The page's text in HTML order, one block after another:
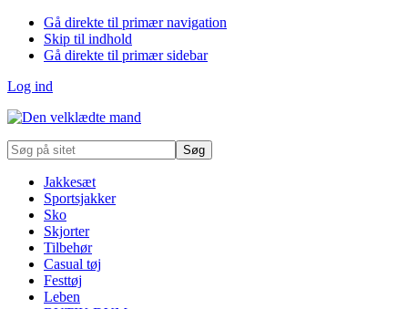
Gå direkte til primær navigation
Skip til indhold
Gå direkte til primær sidebar
Log ind
Søg
på
Jakkesæt
Sportsjakker
Sko
Skjorter
Tilbehør
Casual tøj
Festtøj
Leben